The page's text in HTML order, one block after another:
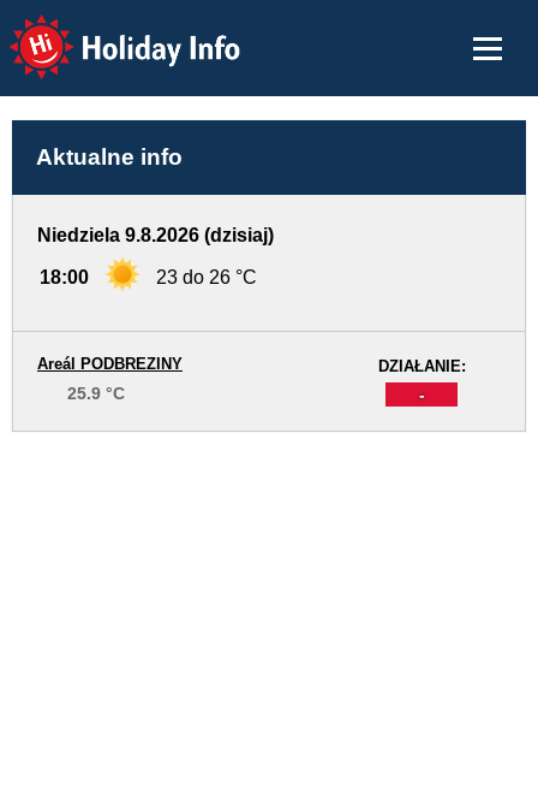
Holiday Info
Aktualne info
Niedziela 9.8.2026 (dzisiaj)
18:00 23 do 26 °C
DZIAŁANIE:
-
Areál PODBREZINY
25.9 °C